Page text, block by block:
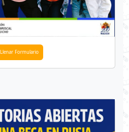
Llenar Formulario